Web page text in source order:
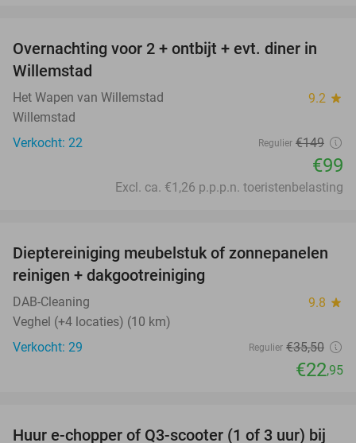
34%
Overnachting voor 2 + ontbijt + evt. diner in
Willemstad
Het Wapen van Willemstad 9.2 star
Willemstad
Verkocht: 22
Regulier €149
€99
Excl. ca. €1,26 p.p.p.n. toeristenbelasting
35%
Dieptereiniging meubelstuk of zonnepanelen
reinigen + dakgootreiniging
DAB-Cleaning 9.8 star
Veghel (+4 locaties) (10 km)
Verkocht: 29
Regulier €35,50
€22,95
Huur e-chopper of Q3-scooter (1 of 3 uur) bij